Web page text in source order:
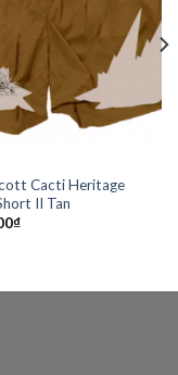
Cacti Heritage
II Tan
₫